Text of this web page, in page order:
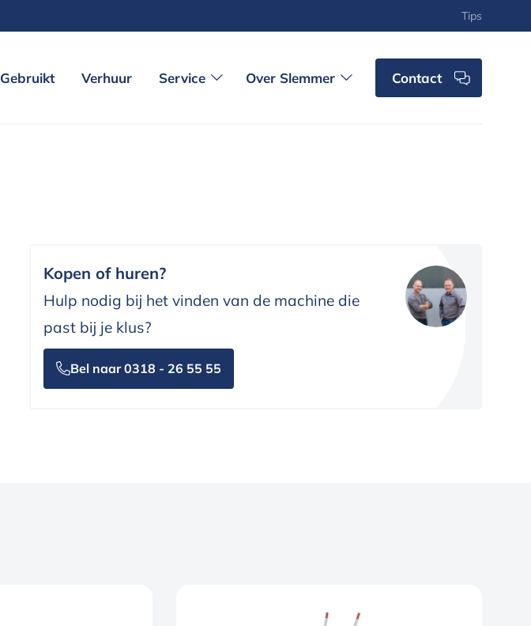
Tips
Gebruikt Verhuur Service Over Slemmer Contact
Kopen of huren?
Hulp nodig bij het vinden van de machine die
past bij je klus?
Bel naar 0318 - 26 55 55